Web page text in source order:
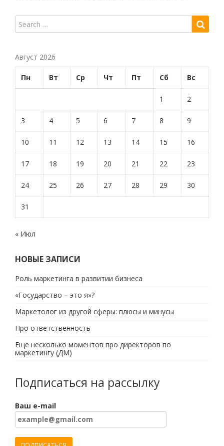
Август 2026
Пн Вт Ср Чт Пт Сб Вс
1 2
3 4 5 6 7 8 9
10 11 12 13 14 15 16
17 18 19 20 21 22 23
24 25 26 27 28 29 30
31
« Июл
НОВЫЕ ЗАПИСИ
Роль маркетинга в развитии бизнеса
«Государство – это я»?
Маркетолог из другой сферы: плюсы и минусы
Про ответственность
Еще несколько моментов про директоров по
маркетингу (ДМ)
Подписаться на рассылку
Ваш e-mail